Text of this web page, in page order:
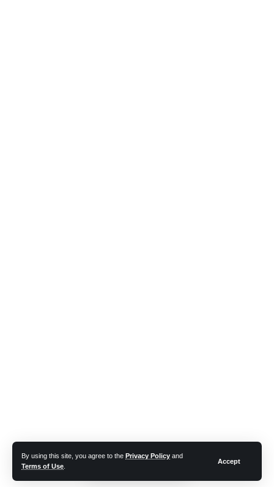
By using this site, you agree to the Privacy Policy and
Terms of Use
Accept